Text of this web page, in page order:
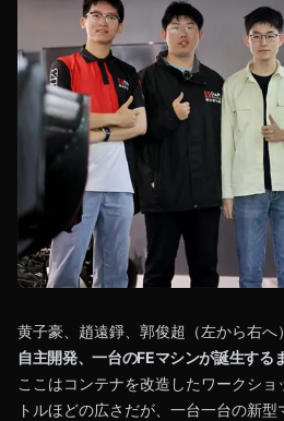
黄子豪、趙遠錚、郭俊超（左から右へ
自主開発、一台のFEマシンが誕生する
ここはコンテナを改造したワークシ
トルほどの広さだが、一台一台の新型